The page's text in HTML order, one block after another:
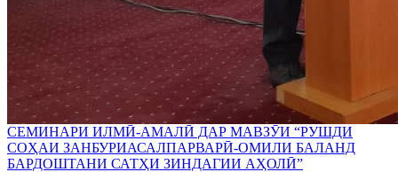
СЕМИНАРИ ИЛМӢ-АМАЛӢ ДАР МАВЗӮИ “РУШДИ
СОҲАИ ЗАНБУРИАСАЛПАРВАРӢ-ОМИЛИ БАЛАНД
БАРДОШТАНИ САТҲИ ЗИНДАГИИ АҲОЛӢ”